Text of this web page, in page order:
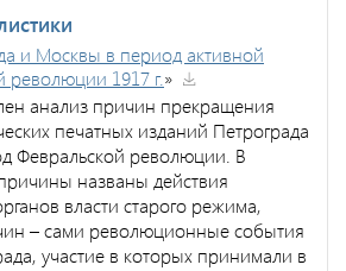
и Москвы в период активной
революции 1917 г.»
анализ причин прекращения
печатных изданий Петрограда
Февральской революции. В
названы действия
власти старого режима,
– сами революционные события
участие в которых принимали в